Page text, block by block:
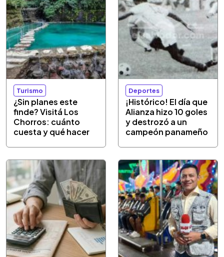
Turismo
¿Sin planes este
finde? Visitá Los
Chorros: cuánto
cuesta y qué hacer
Deportes
¡Histórico! El día que
Alianza hizo 10 goles
y destrozó a un
campeón panameño